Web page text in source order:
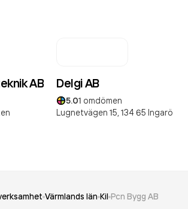
AB Delgi AB
5.01 omdömen
Lugnetvägen 15, 134 65 Ingarö
Värmlands län Kil Pcn Bygg AB